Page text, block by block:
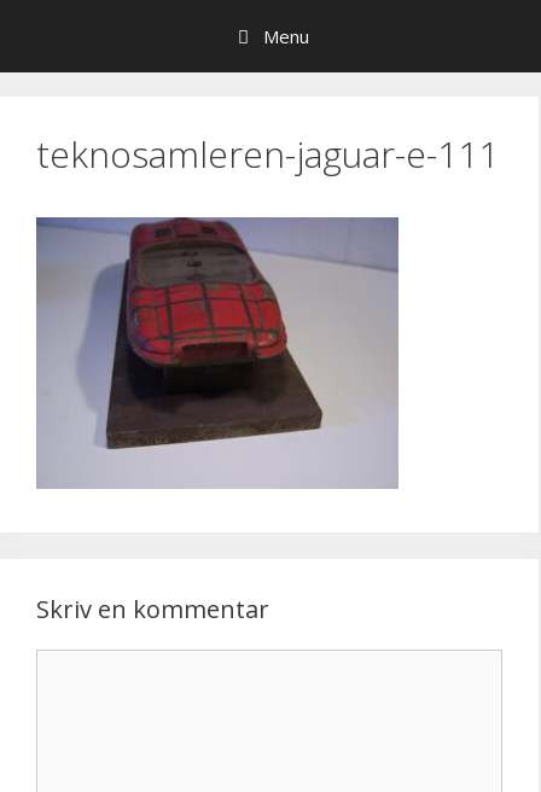
indhold
Menu
teknosamleren-jaguar-e-111
Skriv en kommentar